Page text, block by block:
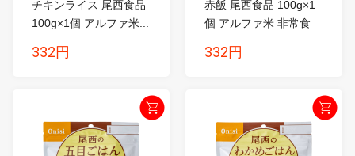
チキンライス 尾西食品
100g×1個 アルファ米...
332円
赤飯 尾西食品 100g×1
個 アルファ米 非常食
332円